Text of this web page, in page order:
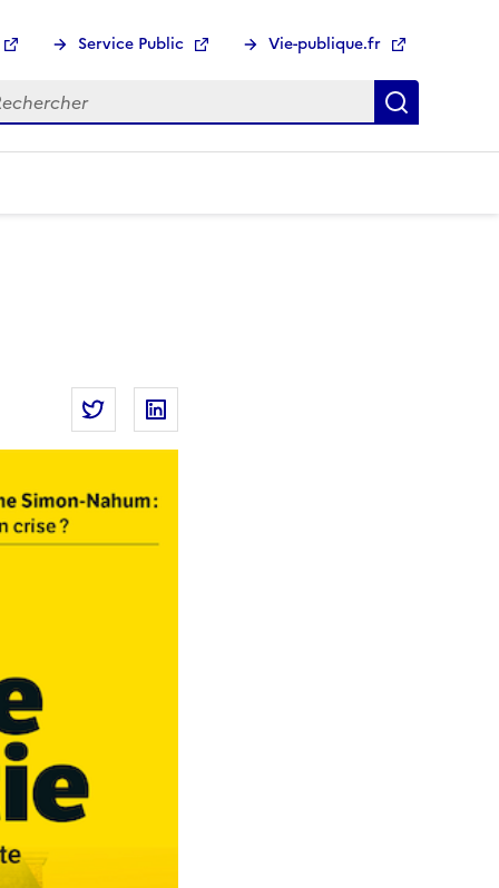
Service Public Vie-publique.fr
:
Partager la page
Partager Les défis de la démocratie sur